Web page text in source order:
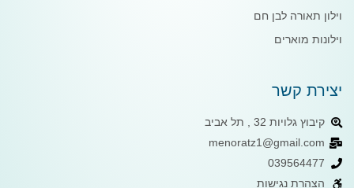
וילון תאורה לבן חם
וילונות מוארים
יצירת קשר
קיבוץ גלויות 32 , תל אביב
menoratz1@gmail.com
039564477
הצהרת נגישות